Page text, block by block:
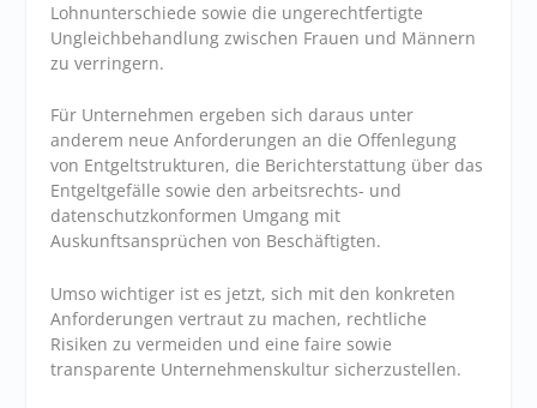
Lohnunterschiede sowie die ungerechtfertigte
Ungleichbehandlung zwischen Frauen und Männern
zu verringern.
Für Unternehmen ergeben sich daraus unter
anderem neue Anforderungen an die Offenlegung
von Entgeltstrukturen, die Berichterstattung über das
Entgeltgefälle sowie den arbeitsrechts- und
datenschutzkonformen Umgang mit
Auskunftsansprüchen von Beschäftigten.
Umso wichtiger ist es jetzt, sich mit den konkreten
Anforderungen vertraut zu machen, rechtliche
Risiken zu vermeiden und eine faire sowie
transparente Unternehmenskultur sicherzustellen.